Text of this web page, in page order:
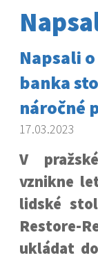
Napsali
banka
náročné
17.03.2023
V
vznikne
lidské
Restore-
ukládat